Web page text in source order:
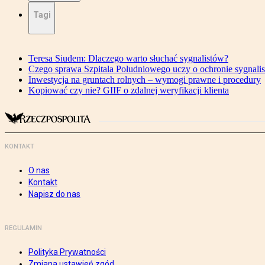
Tagi
Teresa Siudem: Dlaczego warto słuchać sygnalistów?
Czego sprawa Szpitala Południowego uczy o ochronie
Inwestycja na gruntach rolnych – wymogi prawne i procedury
Kopiować czy nie? GIIF o zdalnej weryfikacji klienta
KONTAKT
O nas
Kontakt
Napisz do nas
REGULAMIN
Polityka Prywatności